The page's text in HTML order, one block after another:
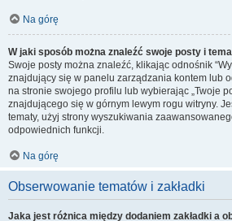
Na górę
W jaki sposób można znaleźć swoje posty i
Swoje posty można znaleźć, klikając odnośnik
znajdujący się w panelu zarządzania kontem lub
na stronie swojego profilu lub wybierając „Twoje
znajdującego się w górnym lewym rogu witryny.
tematy, użyj strony wyszukiwania
odpowiednich funkcji.
Na górę
Obserwowanie tematów i zakładki
Jaka jest różnica między dodaniem zakładki a